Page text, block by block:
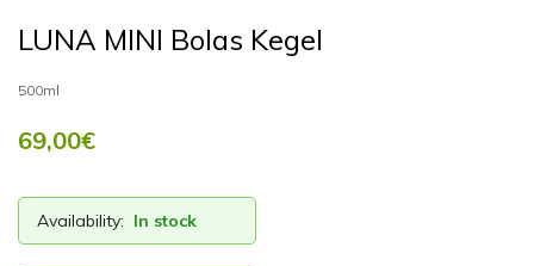
LUNA MINI Bolas Kegel
500ml
69,00€
Availability: In stock